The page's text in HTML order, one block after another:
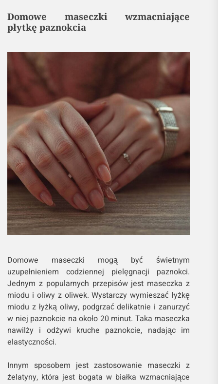
Domowe maseczki wzmacniające
płytkę paznokcia
Domowe maseczki mogą być świetnym
uzupełnieniem codziennej pielęgnacji paznokci.
Jednym z popularnych przepisów jest maseczka z
miodu i oliwy z oliwek. Wystarczy wymieszać łyżkę
miodu z łyżką oliwy, podgrzać delikatnie i zanurzyć
w niej paznokcie na około 20 minut. Taka maseczka
nawilży i odżywi kruche paznokcie, nadając im
elastyczności.
Innym sposobem jest zastosowanie maseczki z
żelatyny, która jest bogata w białka wzmacniające